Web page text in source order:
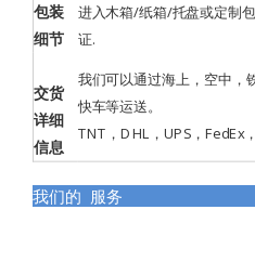
包装
细节
进入木箱/纸箱/托盘或定制
证.
交货
详细
信息
我们可以通过海上，空中，
快车等运送。
TNT，DHL，UPS，FedEx
我们的 服